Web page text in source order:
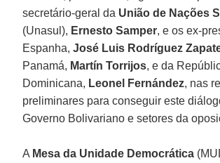
secretário-geral da União de Nações
(Unasul), Ernesto Samper, e os ex-
Espanha,José Luis Rodríguez
Panamá, Martín Torrijos, e da
Dominicana, Leonel Fernández, nas
preliminares para conseguir este
Governo Bolivariano e setores da
A Mesa da Unidade Democrática